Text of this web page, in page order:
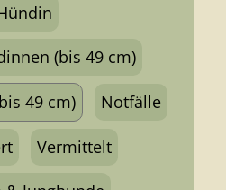
(bis 49 cm)
49 cm) Notfälle
Vermittelt